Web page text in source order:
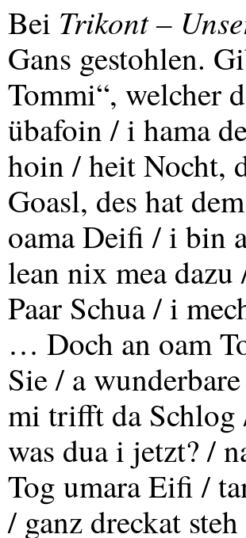
Bei Trikont –
Gans gestohlen.
Tommi“, welcher
übafoin / i hama
hoin / heit Nocht,
Goasl, des hat
oama Deifi / i bin
lean nix mea
Paar Schua / i
… Doch an oam
Sie / a
mi trifft da Schlog
was dua i jetzt? /
Tog umara Eifi /
/ ganz dreckat